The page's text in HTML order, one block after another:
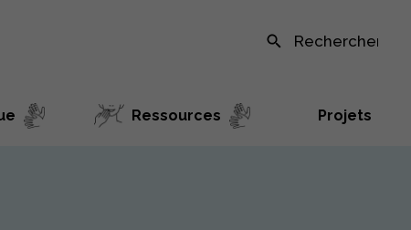
Ressources Projets
Recherche sur le site